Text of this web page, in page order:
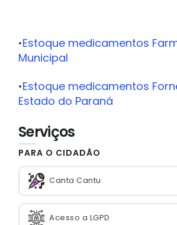
•Estoque medicamentos
Municipal
•Estoque medicamentos
Estado do Paraná
Serviços
PARA O CIDADÃO
Canta Cantu
Acesso a LGPD